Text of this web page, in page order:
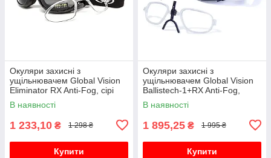
Окуляри захисні з
ущільнювачем Global Vision
Eliminator RX Anti-Fog, сірі
В наявності
1 233,10 ₴ 1 298 ₴
Купити
Окуляри захисні з
ущільнювачем Global Vision
Ballistech-1+RX Anti-Fog,
прозорі
В наявності
1 895,25 ₴ 1 995 ₴
Купити